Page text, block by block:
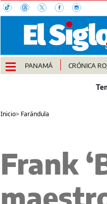
PANAMÁ CRÓNICA
Inicio> Farándula
Frank